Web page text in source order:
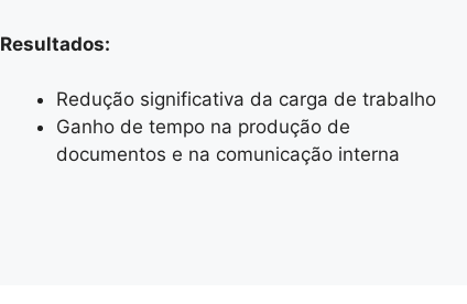
Resultados:
Redução significativa da carga de trabalho
Ganho de tempo na produção de
documentos e na comunicação interna